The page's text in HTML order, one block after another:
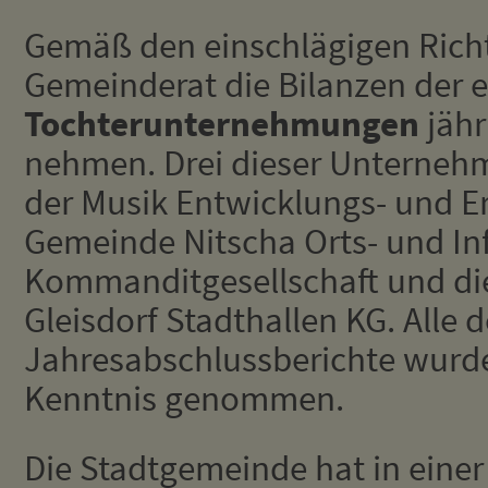
Gemäß den einschlägigen
Gemeinderat die Bilanzen der
Tochterunternehmungen
nehmen. Drei dieser
der Musik Entwicklungs- und
Gemeinde Nitscha Orts- und
Kommanditgesellschaft und
Gleisdorf Stadthallen KG. Alle
Jahresabschlussberichte
Kenntnis genommen.
Die Stadtgemeinde hat in